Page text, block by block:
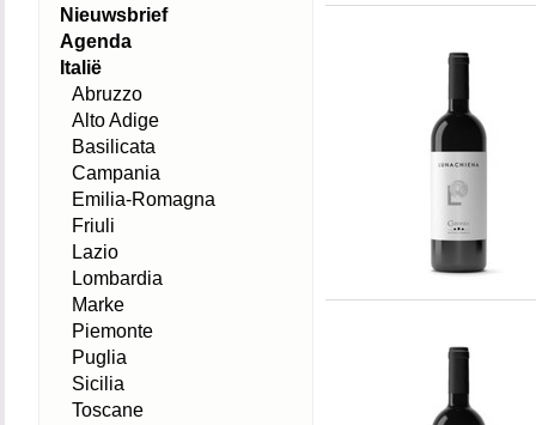
Nieuwsbrief
Agenda
Italië
Abruzzo
Alto Adige
Basilicata
Campania
Emilia-Romagna
Friuli
Lazio
Lombardia
Marke
Piemonte
Puglia
Sicilia
Toscane